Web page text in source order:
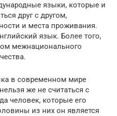
языки, которые и
друг с другом,
и места проживания.
язык. Более того,
межнационального
в современном мире
же не считаться с
человек, которые его
из них он является